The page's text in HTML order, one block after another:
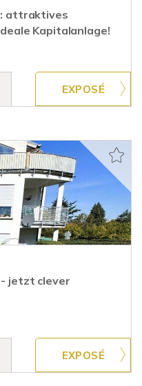
attraktives
Kapitalanlage!
jetzt clever